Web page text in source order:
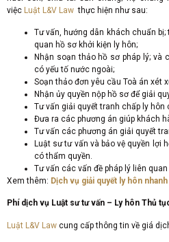
việc Luật L&V Law thực hiện như sau:
Tư vấn, hướng dẫn khách chuẩn
quan hồ sơ khởi kiện ly hôn;
Nhận soạn thảo hồ sơ pháp lý; và
có yếu tố nước ngoài;
Soạn thảo đơn yêu cầu Toà án xét
Nhận ủy quyền nộp hồ sơ để giải
Tư vấn giải quyết tranh chấp ly hôn
Đưa ra các phương án giúp khách
Tư vấn các phương án giải quyết
Luật sư tư vấn và bảo vệ quyền lợi
có thẩm quyền.
Tư vấn các vấn đề pháp lý liên
Xem thêm: Dịch vụ giải quyết ly hôn
Phí dịch vụ Luật sư tư vấn – Ly hôn Thủ
Luật L&V Law cung cấp thông tin về giá